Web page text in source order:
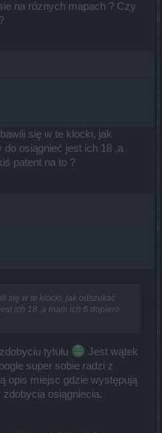
na róznych mapach ? Czy
się w te klocki, jak
osiągnieć jest ich 18 ,a
patent na to ?
się w te klocki, jak odszukać
ich 18 ,a mam ich 6 dopiero
tytułu
Jest wątek
super sobie radzi z
opis miejsc gdzie występują
osiągniecia.